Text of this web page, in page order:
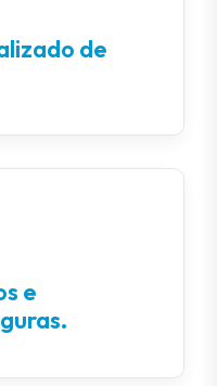
de
e